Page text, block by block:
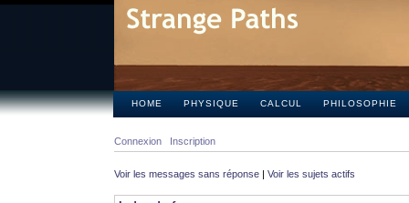
HOME PHYSIQUE CALCUL PHILOSOPHIE
Connexion Inscription
Voir les messages sans réponse | Voir les sujets actifs